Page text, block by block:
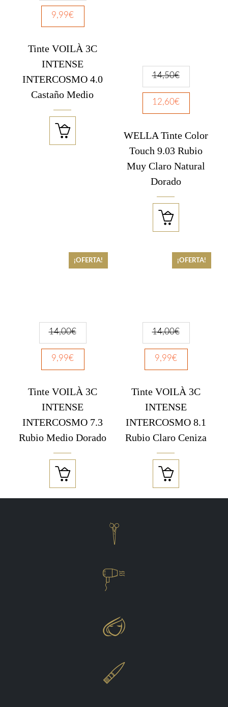
9,99€
Tinte VOILÀ 3C
INTENSE
INTERCOSMO 4.0
Castaño Medio

14,50€
12,60€
WELLA Tinte Color
Touch 9.03 Rubio
Muy Claro Natural
Dorado

¡OFERTA!
14,00€
9,99€
Tinte VOILÀ 3C
INTENSE
INTERCOSMO 7.3
Rubio Medio Dorado

¡OFERTA!
14,00€
9,99€
Tinte VOILÀ 3C
INTENSE
INTERCOSMO 8.1
Rubio Claro Ceniza




